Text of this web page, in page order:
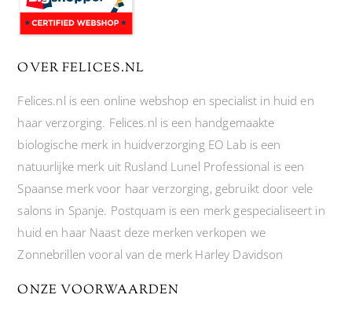
OVER FELICES.NL
Felices.nl is een online webshop en specialist in huid en
haar verzorging. Felices.nl is een handgemaakte
biologische merk in huidverzorging EO Lab is een
natuurlijke merk uit Rusland Lunel Professional is een
Spaanse merk voor haar verzorging, gebruikt door vele
salons in Spanje. Postquam is een merk gespecialiseert in
huid en haar Naast deze merken verkopen we
Zonnebrillen vooral van de merk Harley Davidson
ONZE VOORWAARDEN